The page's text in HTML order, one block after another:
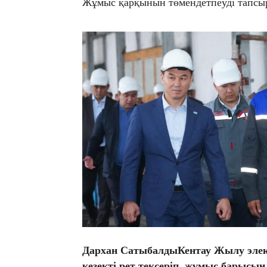
Жұмыс қарқынын төмендетпеуді
Дархан СатыбалдыКентау Жылу